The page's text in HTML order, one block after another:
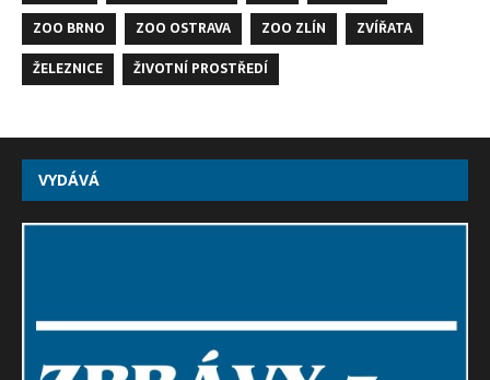
ZOO BRNO
ZOO OSTRAVA ZOO ZLÍN
ZVÍŘATA
ŽELEZNICE
ŽIVOTNÍ PROSTŘEDÍ
VYDÁVÁ